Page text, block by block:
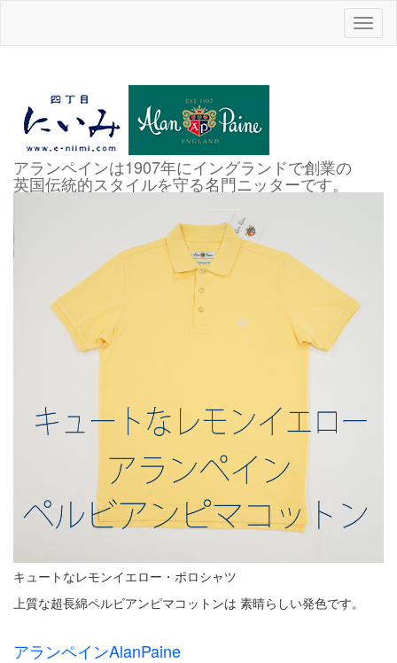
アランペインは1907年にイングランドで創業の
英国伝統的スタイルを守る名門ニッターです。
キュートなレモンイエロー・ポロシャツ
上質な超長綿ペルビアンピマコットンは 素晴らしい発色です。
アランペインAlanPaine